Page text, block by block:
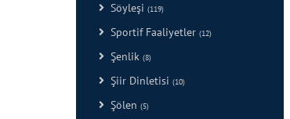
Söyleşi (119)
Sportif Faaliyetler (12)
Şenlik (8)
Şiir Dinletisi (10)
Şölen (5)